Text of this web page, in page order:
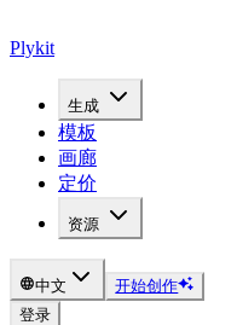
Plykit
生成
模板
画廊
定价
资源
中文
开始创作
登录